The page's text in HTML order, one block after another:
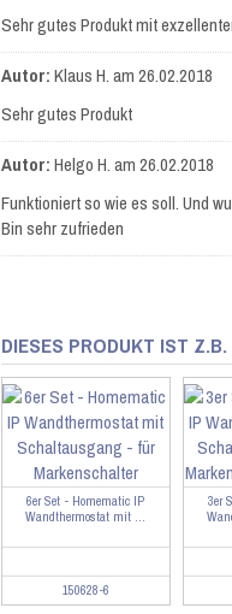
Sehr gutes Produkt mit
Autor:Klaus H.am 26.02.2018
Sehr gutes Produkt
Autor:Helgo H.am 26.02.2018
Funktioniert so wie es soll. Und
Bin sehr zufrieden
DIESES PRODUKT IST
6er Set - Homematic IP
Wandthermostat mit ...
150628-6
3er